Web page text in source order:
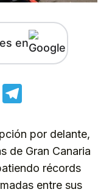
en
LinkedIn
por delante,
de Gran Canaria
récords
entre sus